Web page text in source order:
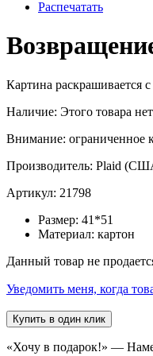
Распечатать
Картина раскрашивается
Наличие: Этого товара
Внимание: ограниченное
Производитель: Plaid
Артикул: 21798
Размер: 41*51
Материал: картон
Данный товар не
Уведомить меня, когда
«Хочу в подарок!» —